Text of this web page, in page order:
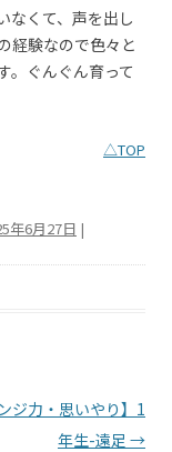
なくて、声を出し
経験なので色々と
。ぐんぐん育って
△TOP
年6月27日 |
ジ力・思いやり】1
年生-遠足 →